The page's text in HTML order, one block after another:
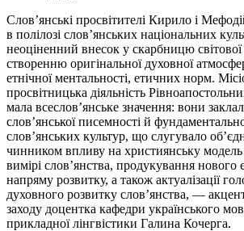
Слов’янські просвітителі Кирило і
в полілозі слов’янських національних
неоціненний внесок у скарбницю світової
створенню оригінальної духовної
етнічної ментальності, етичних норм.
просвітницька діяльність
мала всеслов’янське значення: вони
слов’янської писемності й
слов’янських культур, що слугувало
чинником впливу на християнську
вимірі слов’янства, продукування нового
напряму розвитку, а також актуалізації
духовного розвитку слов’янства, —
заходу доцентка кафедри українського
прикладної лінгвістики Галина Кочерга.